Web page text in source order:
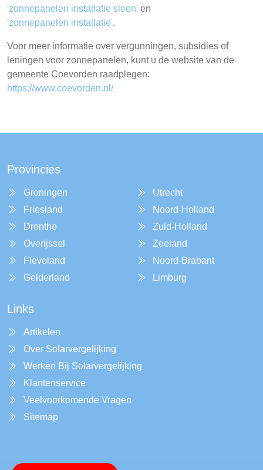
'zonnepanelen installatie sleen' en
'zonnepanelen installatie'.
Voor meer informatie over vergunningen, subsidies of
leningen voor zonnepanelen, kunt u de website van de
gemeente Coevorden raadplegen:
https://www.coevorden.nl/
Provincies
Groningen
Friesland
Drenthe
Overijssel
Flevoland
Gelderland
Utrecht
Noord-Holland
Zuid-Holland
Zeeland
Noord-Brabant
Limburg
Links
Artikelen
Over Solarvergelijking
Werken Bij Solarvergelijking
Klantenservice
Veelvoorkomende Vragen
Sitemap